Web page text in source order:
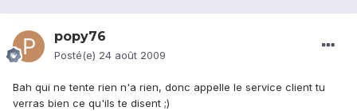
popy76
Posté(e) 24 août 2009
Bah qui ne tente rien n'a rien, donc appelle le service client tu
verras bien ce qu'ils te disent ;)